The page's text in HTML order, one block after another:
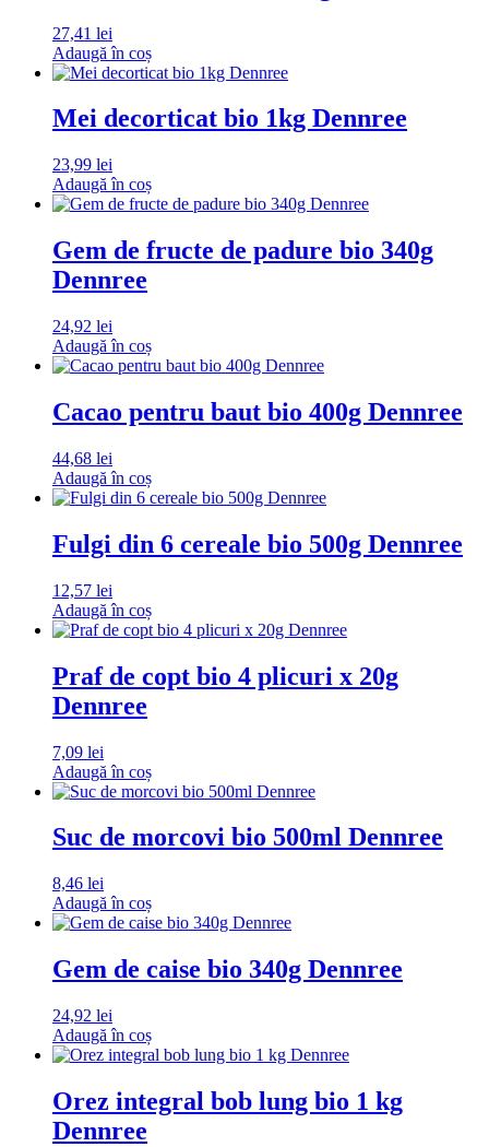
27,41 lei
Adaugă în coș
Mei decorticat bio 1kg Dennree
23,99 lei
Adaugă în coș
Gem de fructe de padure bio 340g
Dennree
24,92 lei
Adaugă în coș
Cacao pentru baut bio 400g Dennree
44,68 lei
Adaugă în coș
Fulgi din 6 cereale bio 500g Dennree
12,57 lei
Adaugă în coș
Praf de copt bio 4 plicuri x 20g
Dennree
7,09 lei
Adaugă în coș
Suc de morcovi bio 500ml Dennree
8,46 lei
Adaugă în coș
Gem de caise bio 340g Dennree
24,92 lei
Adaugă în coș
Orez integral bob lung bio 1 kg
Dennree